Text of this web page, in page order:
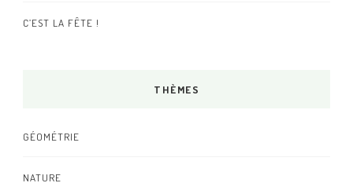
C’EST LA FÊTE !
THÈMES
GÉOMÉTRIE
NATURE